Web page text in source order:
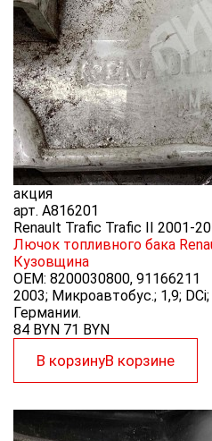
акция
арт. A816201
Renault Trafic Trafic II 2001-
Лючок топливного бака
Кузовщина
OEM: 8200030800, 91166211
2003; Микроавтобус.; 1,9;
Германии.
84 BYN 71 BYN
В корзинуВ корзине